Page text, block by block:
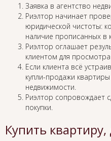
Заявка в агентство
Риэлтор начинает
юридической чистоты:
наличие прописанных в
Риэлтор оглашает
клиентом для
Если клиента всё
купли-продажи квартиры
недвижимости.
Риэлтор сопровождает
покупки.
Купить